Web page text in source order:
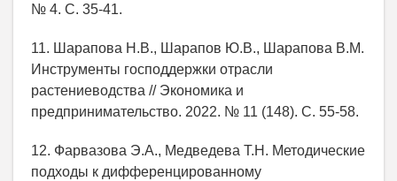
№ 4. С. 35-41.
11. Шарапова Н.В., Шарапов Ю.В., Шарапова В.М.
Инструменты господдержки отрасли
растениеводства // Экономика и
предпринимательство. 2022. № 11 (148). С. 55-58.
12. Фарвазова Э.А., Медведева Т.Н. Методические
подходы к дифференцированному